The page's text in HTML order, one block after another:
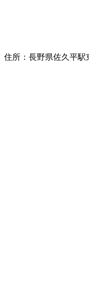
住所：長野県佐久平駅